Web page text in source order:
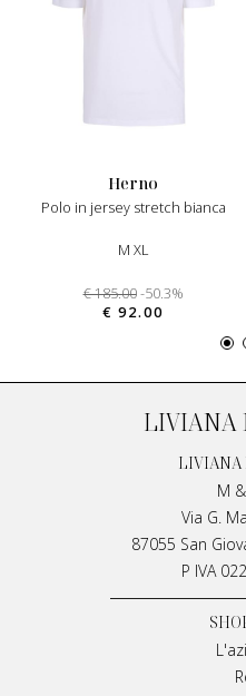
herno
polo in jersey stretch bianca
M XL
€ 185.00 -50.3%
€ 92.00
LIVIANA
LIVIANA
M
Via G.
87055 San
P IVA